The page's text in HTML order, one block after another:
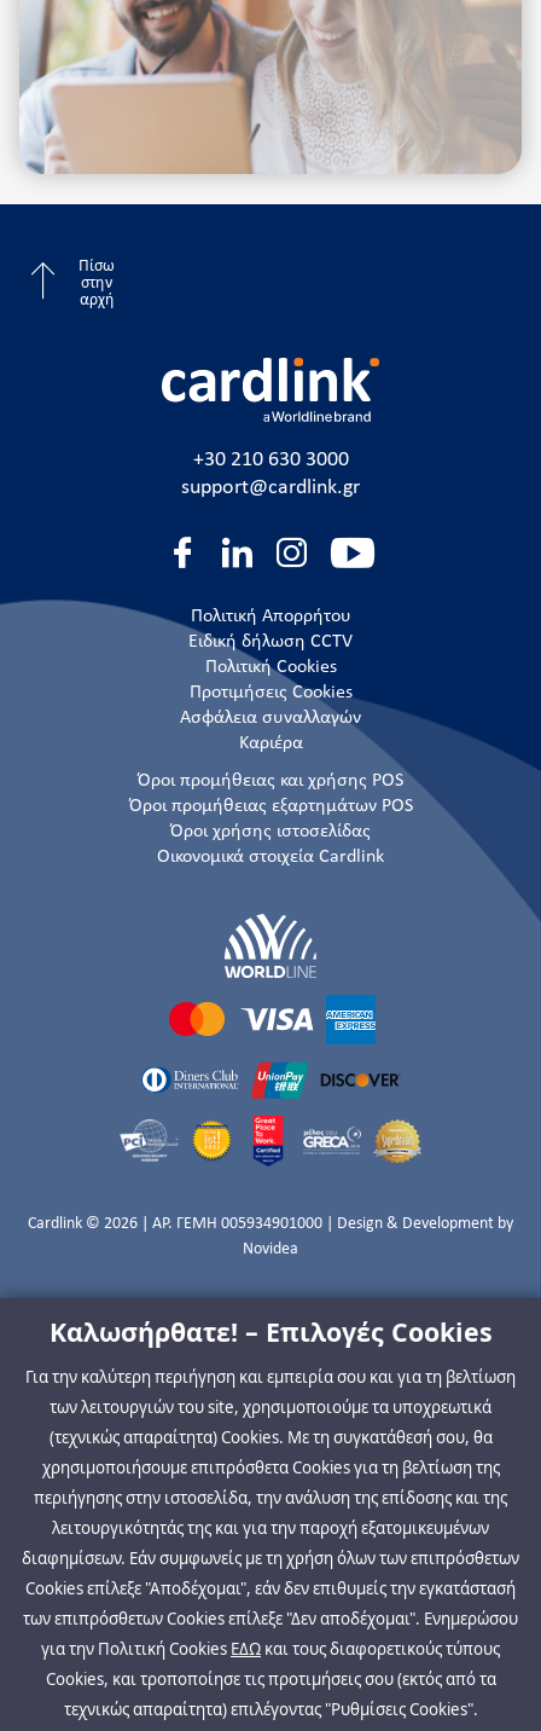
Καλωσήρθατε! – Επιλογές Cookies
Για την καλύτερη περιήγηση και εμπειρία σου και για τη βελτίωση
των λειτουργιών του site, χρησιμοποιούμε τα υποχρεωτικά
(τεχνικώς απαραίτητα) Cookies. Με τη συγκατάθεσή σου, θα
χρησιμοποιήσουμε επιπρόσθετα Cookies για τη βελτίωση της
περιήγησης στην ιστοσελίδα, την ανάλυση της επίδοσης και της
λειτουργικότητάς της και για την παροχή εξατομικευμένων
διαφημίσεων. Εάν συμφωνείς με τη χρήση όλων των επιπρόσθετων
Cookies επίλεξε "Αποδέχομαι", εάν δεν επιθυμείς την εγκατάστασή
των επιπρόσθετων Cookies επίλεξε "Δεν αποδέχομαι". Ενημερώσου
για την Πολιτική Cookies ΕΔΩ και τους διαφορετικούς τύπους
Cookies, και τροποποίησε τις προτιμήσεις σου (εκτός από τα
τεχνικώς απαραίτητα) επιλέγοντας "Ρυθμίσεις Cookies".
Πίσω
στην
αρχή
+30 210 630 3000
support@cardlink.gr
Πολιτική Απορρήτου
Ειδική δήλωση CCTV
Πολιτική Cookies
Προτιμήσεις Cookies
Ασφάλεια συναλλαγών
Καριέρα
Όροι προμήθειας και χρήσης POS
Όροι προμήθειας εξαρτημάτων POS
Όροι χρήσης ιστοσελίδας
Οικονομικά στοιχεία Cardlink
Cardlink © 2026 | ΑΡ. ΓΕΜΗ 005934901000 | Design & Development by
Novidea